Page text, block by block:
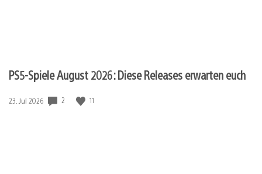
PS5-Spiele August 2026: Diese Releases erwarten euch
Veröffentlichungsdatum:
23. Jul 2026 2 11